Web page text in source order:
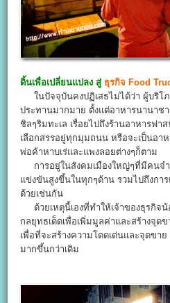
ดิ้นเพื่อเปลี่ยนแปลง สู่ ธุรกิจ Food
ในปัจจุบันคงปฏิเสธไม่ได้ว่า ผู้บริโ
ประทานมากมาย ตั้งแต่อาหารนานาช
ชิลๆริมทะเล เรื่อยไปถึงร้านอาหารฟ
เลือกสรรอยู่ทุกมุมถนน หรือจะเป็นอา
พ่อค้าหาบเร่และแพงลอยต่างๆก็ตาม
การอยู่ในสังคมเมืองใหญ่ๆที่มีคนจ
แข่งขันสูงขึ้นในทุกๆด้าน รวมไปถึงกา
ด้วยเช่นกัน
ด้วยเหตุนี้เองที่ทำให้เจ้าของธุรกิจ
กลยุทธเด็ดเพื่อเพิ่มมูลค่าและสร้างจุด
เพื่อที่จะสร้างความโดดเด่นและจุดขา
มากขึ้นกว่าเดิม